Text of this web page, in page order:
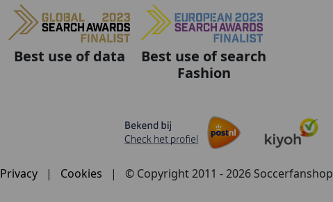
Best use of data
Best use of search
Fashion
Privacy | Cookies | © Copyright 2011 - 2026 Soccerfanshop